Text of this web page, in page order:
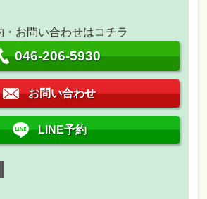
・お問い合わせはコチラ
046-206-5930
お問い合わせ
LINE予約